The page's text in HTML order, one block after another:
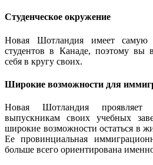
Студенческое окружение
Новая Шотландия имеет самую
студентов в Канаде, поэтому вы
себя в кругу своих.
Широкие возможности для
Новая Шотландия проявляет
выпускникам своих учебных
широкие возможности остаться в
Ее провинциальная
больше всего ориентирована